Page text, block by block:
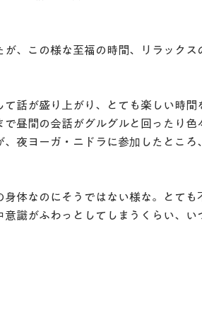
が、この様な至福の時間、リラックス
話が盛り上がり、とても楽しい時間
昼間の会話がグルグルと回ったり色
夜ヨーガ・ニドラに参加したところ
体なのにそうではない様な。とても
識がふわっとしてしまうくらい、い